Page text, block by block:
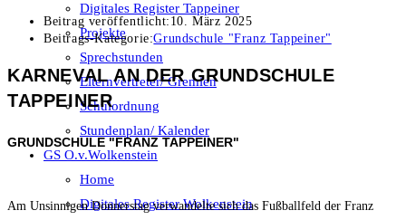
Digitales Register Tappeiner
Projekte
Sprechstunden
Elternvertreter/ Gremien
Schulordnung
Stundenplan/ Kalender
GS O.v.Wolkenstein
Home
Digitales Register Wolkenstein
Beitrag veröffentlicht: 10. März 2025
Beitrags-Kategorie:Grundschule "Franz Tappeiner"
KARNEVAL AN DER GRUNDSCHULE
TAPPEINER
GRUNDSCHULE "FRANZ TAPPEINER"
Am Unsinnigen Donnerstag verwandelte sich das Fußballfeld der Franz